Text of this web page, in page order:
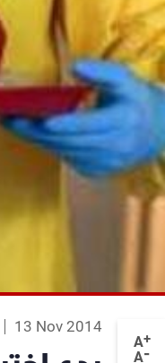
A+
A-
13 Nov 2014